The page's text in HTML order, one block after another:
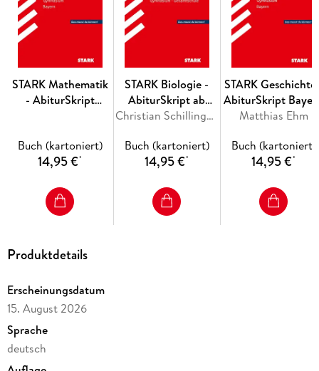
Veranschaulichung typischer Fragestellungen anhand von
Beispielen
Anforderungsniveau relevant sind
Ideal zur kurzfristigen und gezieltenVorbereitungauf das
Abitur
Überzeugt? Dann starten Sie jetzt mit der Vorbereitung und
sehen Sie beruhigt Ihrer Prüfung entgegen!
STARK Mathematik
- AbiturSkript
Buch (kartoniert)
14,95 €*
STARK Biologie -
AbiturSkript ab
2026
Christian Schillinger, Brigitte Meinhard, Angela Heßke, Rolf Brixius, Jürgen Apel
Buch (kartoniert)
14,95 €*
STARK
AbiturSkript
Matthias Ehm
Buch (kartoniert)
14,95 €*
Produktdetails
Erscheinungsdatum
15. August 2026
Sprache
deutsch